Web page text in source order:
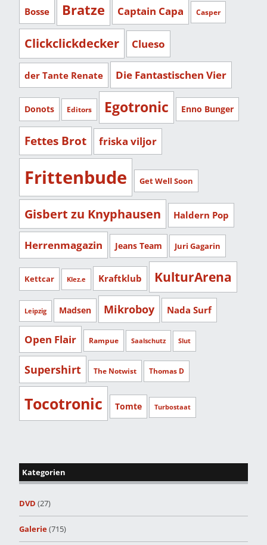
Bosse Bratze Captain Capa Casper
Clickclickdecker Clueso
der Tante Renate Die Fantastischen Vier
Donots Editors Egotronic Enno Bunger
Fettes Brot friska viljor
Frittenbude Get Well Soon
Gisbert zu Knyphausen Haldern Pop
Herrenmagazin Jeans Team Juri Gagarin
Kettcar Klez.e Kraftklub KulturArena
Leipzig Madsen Mikroboy Nada Surf
Open Flair Rampue Saalschutz Slut
Supershirt The Notwist Thomas D
Tocotronic Tomte Turbostaat
Kategorien
DVD (27)
Galerie(715)